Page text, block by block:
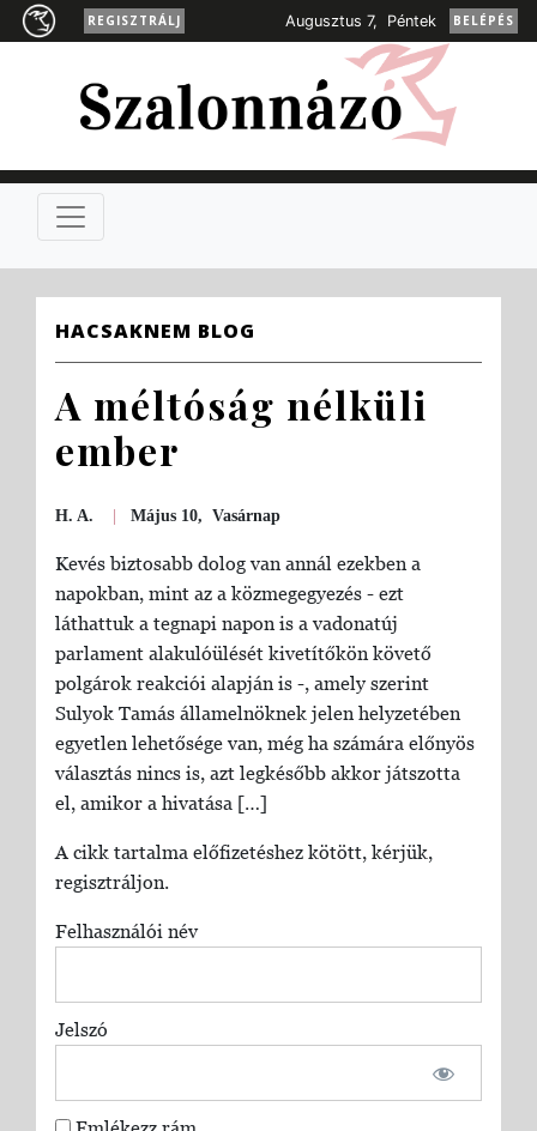
REGISZTRÁLJ Augusztus 7, Péntek BELÉPÉS
HACSAKNEM BLOG
A méltóság nélküli
ember
H. A. Május 10, Vasárnap
Kevés biztosabb dolog van annál ezekben a
napokban, mint az a közmegegyezés - ezt
láthattuk a tegnapi napon is a vadonatúj
parlament alakulóülését kivetítőkön követő
polgárok reakciói alapján is -, amely szerint
Sulyok Tamás államelnöknek jelen helyzetében
egyetlen lehetősége van, még ha számára előnyös
választás nincs is, azt legkésőbb akkor játszotta
el, amikor a hivatása […]
A cikk tartalma előfizetéshez kötött, kérjük,
regisztráljon.
Felhasználói név
Jelszó